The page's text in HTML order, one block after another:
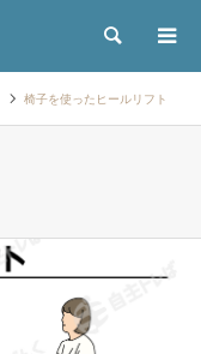
検索
椅子を使ったヒールリフト